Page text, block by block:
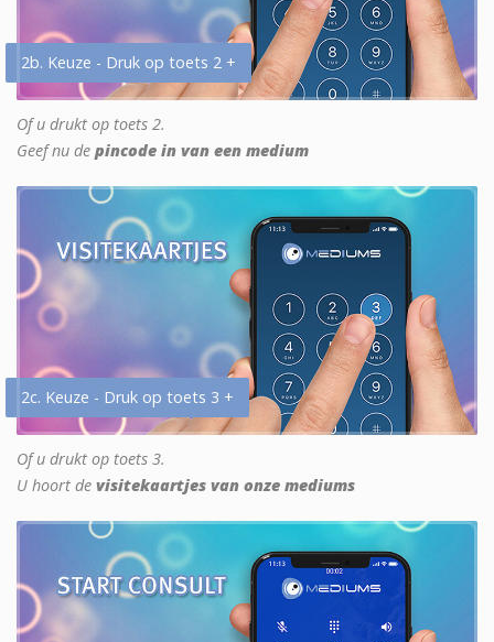
2b. Keuze - Druk op toets 2 +
Of u drukt op toets 2.
Geef nu de pincode in van een medium
2c. Keuze - Druk op toets 3 +
Of u drukt op toets 3.
U hoort de visitekaartjes van onze mediums